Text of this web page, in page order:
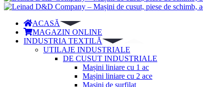
ACASĂ
MAGAZIN ONLINE
INDUSTRIA TEXTILĂ
UTILAJE INDUSTRIALE
DE CUSUT INDUSTRIALE
Mașini liniare cu 1 ac
Mașini liniare cu 2 ace
Mașini de surfilat